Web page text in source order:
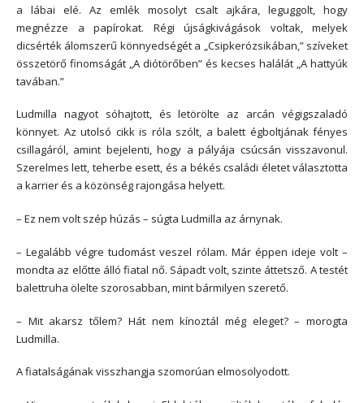
a lábai elé. Az emlék mosolyt csalt ajkára, leguggolt, hogy
megnézze a papírokat. Régi újságkivágások voltak, melyek
dicsérték álomszerű könnyedségét a „Csipkerózsikában,” szíveket
összetörő finomságát „A diótörőben” és kecses halálát „A hattyúk
tavában.”
Ludmilla nagyot sóhajtott, és letörölte az arcán végigszaladó
könnyet. Az utolsó cikk is róla szólt, a balett égboltjának fényes
csillagáról, amint bejelenti, hogy a pályája csúcsán visszavonul.
Szerelmes lett, teherbe esett, és a békés családi életet választotta
a karrier és a közönség rajongása helyett.
– Ez nem volt szép húzás – súgta Ludmilla az árnynak.
– Legalább végre tudomást veszel rólam. Már éppen ideje volt –
mondta az előtte álló fiatal nő. Sápadt volt, szinte áttetsző. A testét
balettruha ölelte szorosabban, mint bármilyen szerető.
– Mit akarsz tőlem? Hát nem kínoztál még eleget? – morogta
Ludmilla.
A fiatalságának visszhangja szomorúan elmosolyodott.